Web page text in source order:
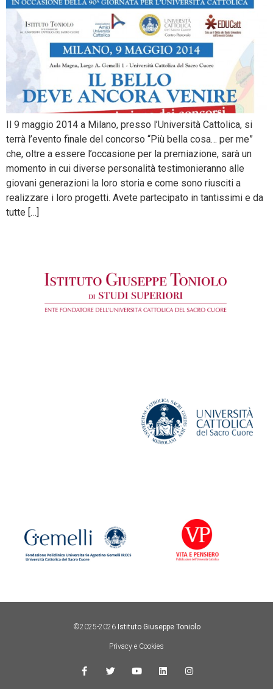
Il 9 maggio 2014 a Milano, presso l’Università Cattolica, si
terrà l’evento finale del concorso “Più bella cosa… per me”
che, oltre a essere l’occasione per la premiazione, sarà un
momento in cui diverse personalità testimonieranno alle
giovani generazioni la loro storia e come sono riusciti a
realizzare i loro progetti. Avete partecipato in tantissimi e da
tutte […]
©2025-2026 Istituto Giuseppe Toniolo
Privacy e Cookies